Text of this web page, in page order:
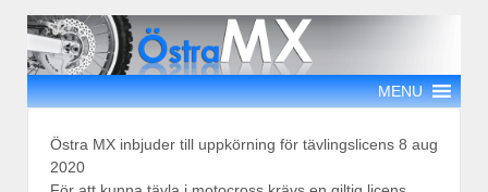
MENU
Östra MX inbjuder till uppkörning för tävlingslicens 8 aug
2020